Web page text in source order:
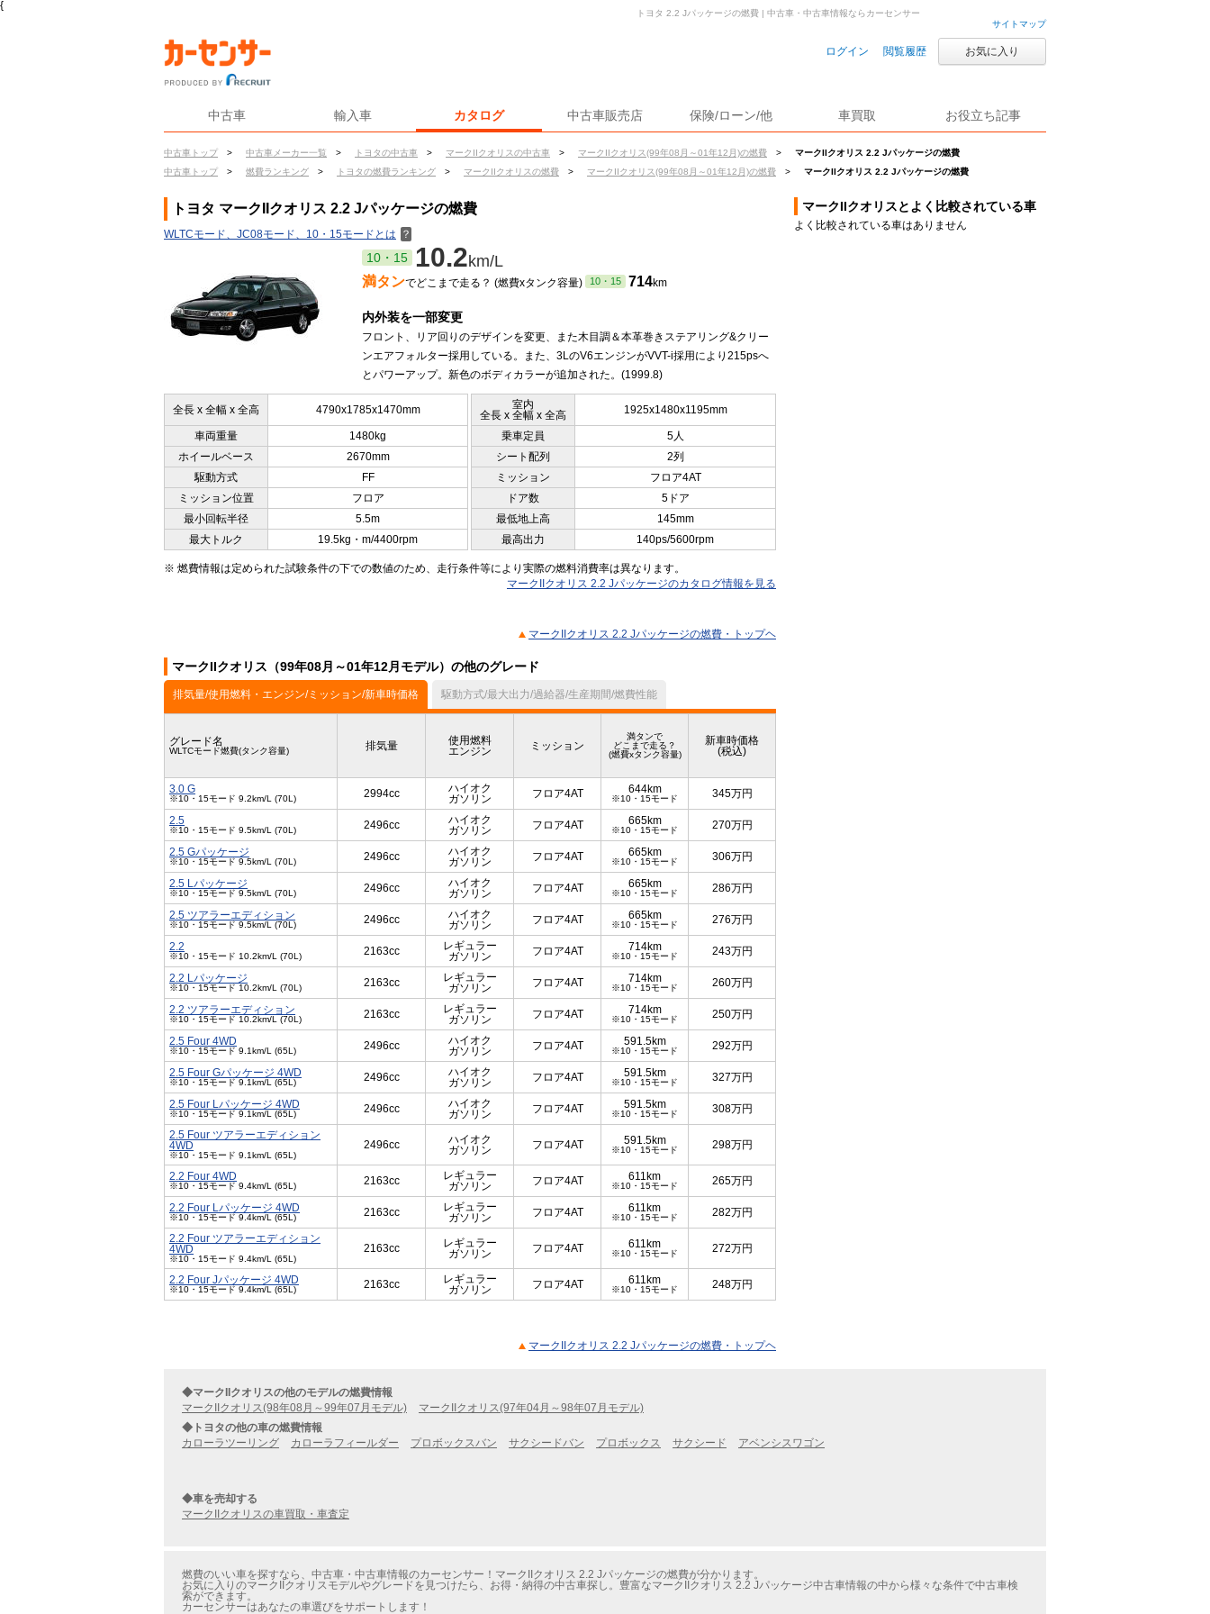
{
サイトマップ
ログイン 閲覧履歴 お気に入り
中古車 輸入車 カタログ 中古車販売店 保険/ローン/他 車買取 お役立ち記事
中古車トップ > 中古車メーカー一覧 > トヨタの中古車 > マークIIクオリスの中古車 > マークIIクオリス(99年08月～01年12月)の燃費 >
マークIIクオリス 2.2 Jパッケージの燃費
中古車トップ
> 燃費ランキング > トヨタの燃費ランキング > マークIIクオリスの燃費 > マークIIクオリス(99年08月～01年12月)の燃費 > マークIIクオリス 2.2 Jパッケージの燃費
トヨタ 2.2 Jパッケージの燃費 | 中古車・中古車情報ならカーセンサー
トヨタ マークIIクオリス 2.2 Jパッケージの燃費
WLTCモード、JC08モード、10・15モードとは ？
10・15 10.2km/L
満タンでどこまで走る？ (燃費xタンク容量) 10・15 714km
内外装を一部変更
フロント、リア回りのデザインを変更、また木目調＆本革巻きステアリング&クリー
ンエアフォルター採用している。また、3LのV6エンジンがVVT-i採用により215psへ
とパワーアップ。新色のボディカラーが追加された。(1999.8)
全長 x 全幅 x 全高 4790x1785x1470mm
室内
全長 x 全幅 x 全高
1925x1480x1195mm
車両重量 1480kg 乗車定員
5人
ホイールベース
2670mm シート配列
2列
駆動方式
FF ミッション
フロア4AT
ミッション位置
フロア ドア数
5ドア
最小回転半径
5.5m 最低地上高
145mm
最大トルク
19.5kg・m/4400rpm 最高出力 140ps/5600rpm
※ 燃費情報は定められた試験条件の下での数値のため、走行条件等により実際の燃料消費率は異なります。
マークIIクオリス 2.2 Jパッケージのカタログ情報を見る
マークIIクオリス 2.2 Jパッケージの燃費・トップヘ
マークIIクオリス（99年08月～01年12月モデル）の他のグレード
排気量/使用燃料・エンジン/ミッション/新車時価格 駆動方式/最大出力/過給器/生産期間/燃費性能
グレード名
WLTCモード燃費(タンク容量) 排気量
使用燃料
エンジン
ミッション
満タンで
どこまで走る？
(燃費xタンク容量)
新車時価格
(税込)
3.0 G
※10・15モード 9.2km/L (70L) 2994cc
ハイオク
ガソリン
フロア4AT 644km
※10・15モード 345万円
2.5
※10・15モード 9.5km/L (70L) 2496cc
ハイオク
ガソリン
フロア4AT 665km
※10・15モード 270万円
2.5 Gパッケージ
※10・15モード 9.5km/L (70L) 2496cc
ハイオク
ガソリン
フロア4AT 665km
※10・15モード 306万円
2.5 Lパッケージ
※10・15モード 9.5km/L (70L) 2496cc
ハイオク
ガソリン
フロア4AT 665km
※10・15モード 286万円
2.5 ツアラーエディション
※10・15モード 9.5km/L (70L) 2496cc
ハイオク
ガソリン
フロア4AT 665km
※10・15モード 276万円
2.2
※10・15モード 10.2km/L (70L) 2163cc
レギュラー
ガソリン
フロア4AT 714km
※10・15モード 243万円
2.2 Lパッケージ
※10・15モード 10.2km/L (70L) 2163cc
レギュラー
ガソリン
フロア4AT 714km
※10・15モード 260万円
2.2 ツアラーエディション
※10・15モード 10.2km/L (70L) 2163cc
レギュラー
ガソリン
フロア4AT 714km
※10・15モード 250万円
2.5 Four 4WD
※10・15モード 9.1km/L (65L) 2496cc
ハイオク
ガソリン
フロア4AT 591.5km
※10・15モード 292万円
2.5 Four Gパッケージ 4WD
※10・15モード 9.1km/L (65L) 2496cc
ハイオク
ガソリン
フロア4AT 591.5km
※10・15モード 327万円
2.5 Four Lパッケージ 4WD
※10・15モード 9.1km/L (65L) 2496cc
ハイオク
ガソリン
フロア4AT 591.5km
※10・15モード 308万円
2.5 Four ツアラーエディション
4WD
※10・15モード 9.1km/L (65L)
2496cc
ハイオク
ガソリン
フロア4AT 591.5km
※10・15モード 298万円
2.2 Four 4WD
※10・15モード 9.4km/L (65L) 2163cc
レギュラー
ガソリン
フロア4AT 611km
※10・15モード 265万円
2.2 Four Lパッケージ 4WD
※10・15モード 9.4km/L (65L) 2163cc
レギュラー
ガソリン
フロア4AT 611km
※10・15モード 282万円
2.2 Four ツアラーエディション
4WD
※10・15モード 9.4km/L (65L)
2163cc
レギュラー
ガソリン
フロア4AT 611km
※10・15モード 272万円
2.2 Four Jパッケージ 4WD
※10・15モード 9.4km/L (65L) 2163cc
レギュラー
ガソリン
フロア4AT 611km
※10・15モード 248万円
マークIIクオリス 2.2 Jパッケージの燃費・トップヘ
マークIIクオリスとよく比較されている車
よく比較されている車はありません
◆マークIIクオリスの他のモデルの燃費情報
マークIIクオリス(98年08月～99年07月モデル)
マークIIクオリス(97年04月～98年07月モデル)
◆トヨタの他の車の燃費情報
カローラツーリング
カローラフィールダー プロボックスバン サクシードバン プロボックス サクシード アベンシスワゴン
◆車を売却する
マークIIクオリスの車買取・車査定
燃費のいい車を探すなら、中古車・中古車情報のカーセンサー！マークIIクオリス 2.2 Jパッケージの燃費が分かります。
お気に入りのマークIIクオリスモデルやグレードを見つけたら、お得・納得の中古車探し。豊富なマークIIクオリス 2.2 Jパッケージ中古車情報の中から様々な条件で中古車検
索ができます。
カーセンサーはあなたの車選びをサポートします！